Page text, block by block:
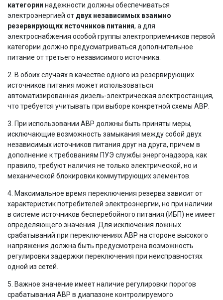
категории надежности должны обеспечиваться
электроэнергией от двух независимых взаимно
резервирующих источников питания, а для
электроснабжения особой группы электроприемников первой
категории должно предусматриваться дополнительное
питание от третьего независимого источника.
2. В обоих случаях в качестве одного из резервирующих
источников питания может использоваться
автоматизированная дизель-электрическая электростанция,
что требуется учитывать при выборе конкретной схемы АВР.
3. При использовании АВР должны быть приняты меры,
исключающие возможность замыкания между собой двух
независимых источников питания друг на друга, причем в
дополнение к требованиям ПУЭ службы энергонадзора, как
правило, требуют наличия не только электрической, но и
механической блокировки коммутирующих элементов.
4. Максимальное время переключения резерва зависит от
характеристик потребителей электроэнергии, но при наличии
в системе источников бесперебойного питания (ИБП) не имеет
определяющего значения. Для исключения ложных
срабатываний при переключениях АВР на стороне высокого
напряжения должна быть предусмотрена возможность
регулировки задержки переключения при неисправностях
одной из сетей.
5. Важное значение имеет наличие регулировки порогов
срабатывания АВР в диапазоне контролируемого